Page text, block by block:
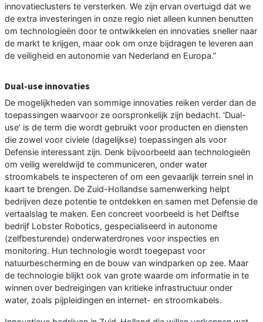
innovatieclusters te versterken. We zijn ervan overtuigd dat we
de extra investeringen in onze regio niet alleen kunnen benutten
om technologieën door te ontwikkelen en innovaties sneller naar
de markt te krijgen, maar ook om onze bijdragen te leveren aan
de veiligheid en autonomie van Nederland en Europa.”
Dual-use innovaties
De mogelijkheden van sommige innovaties reiken verder dan de
toepassingen waarvoor ze oorspronkelijk zijn bedacht. ‘Dual-
use’ is de term die wordt gebruikt voor producten en diensten
die zowel voor civiele (dagelijkse) toepassingen als voor
Defensie interessant zijn. Denk bijvoorbeeld aan technologieën
om veilig wereldwijd te communiceren, onder water
stroomkabels te inspecteren of om een gevaarlijk terrein snel in
kaart te brengen. De Zuid-Hollandse samenwerking helpt
bedrijven deze potentie te ontdekken en samen met Defensie de
vertaalslag te maken. Een concreet voorbeeld is het Delftse
bedrijf Lobster Robotics, gespecialiseerd in autonome
(zelfbesturende) onderwaterdrones voor inspecties en
monitoring. Hun technologie wordt toegepast voor
natuurbescherming en de bouw van windparken op zee. Maar
de technologie blijkt ook van grote waarde om informatie in te
winnen over bedreigingen van kritieke infrastructuur onder
water, zoals pijpleidingen en internet- en stroomkabels.